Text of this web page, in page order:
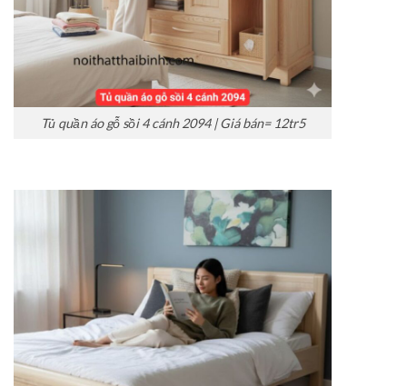
Tủ quần áo gỗ sồi 4 cánh 2094 | Giá bán= 12tr5